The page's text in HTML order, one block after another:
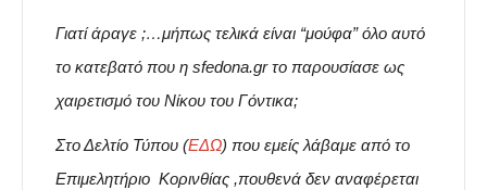
Γιατί άραγε ;…μήπως τελικά είναι “μούφα” όλο αυτό
το κατεβατό που η sfedona.gr το παρουσίασε ως
χαιρετισμό του Νίκου του Γόντικα;
Στο Δελτίο Τύπου (ΕΔΩ) που εμείς λάβαμε από το
Επιμελητήριο Κορινθίας ,πουθενά δεν αναφέρεται